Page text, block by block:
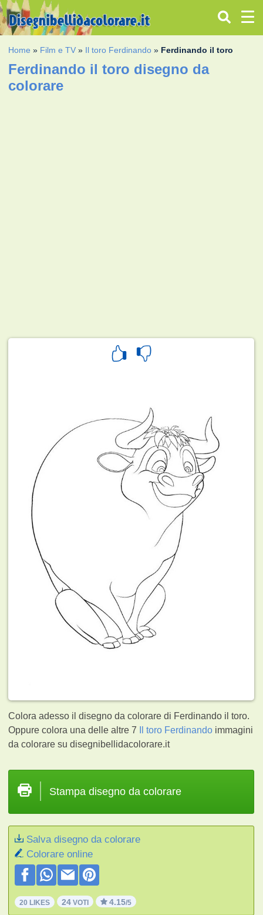
Home » Film e TV » Il toro Ferdinando » Ferdinando il toro
Ferdinando il toro disegno da
colorare
Colora adesso il disegno da colorare di Ferdinando il toro.
Oppure colora una delle altre 7
Il toro Ferdinando immagini
da colorare su disegnibellidacolorare.it
Stampa disegno da colorare
Salva disegno da colorare
Colorare online
20 LIKES 24 VOTI 4.15/5